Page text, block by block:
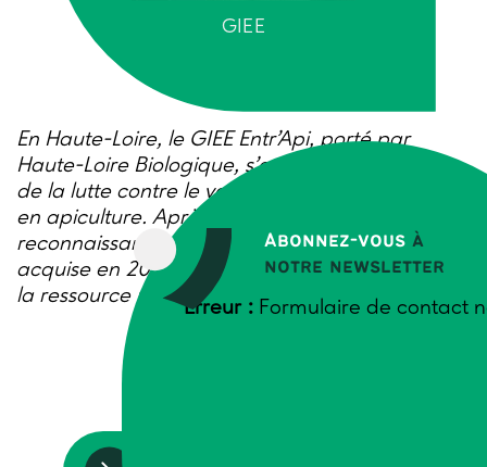
Abonnez-vous à
notre newsletter
Erreur : Formulaire de contact
GIEE
En Haute-Loire, le GIEE Entr’Api, porté par
Haute-Loire Biologique, s’est constitué autour
de la lutte contre le varroa en AB, un fort enjeu
en apiculture. Après une première période de
reconnaissance de 2020 à 2023, une seconde
acquise en 2023 porte notamment sur l’accès à
la ressource mellifère.